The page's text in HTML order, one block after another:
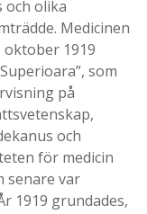
och olika
Medicinen
oktober 1919
som
på
och
för medicin
senare var
1919 grundades,